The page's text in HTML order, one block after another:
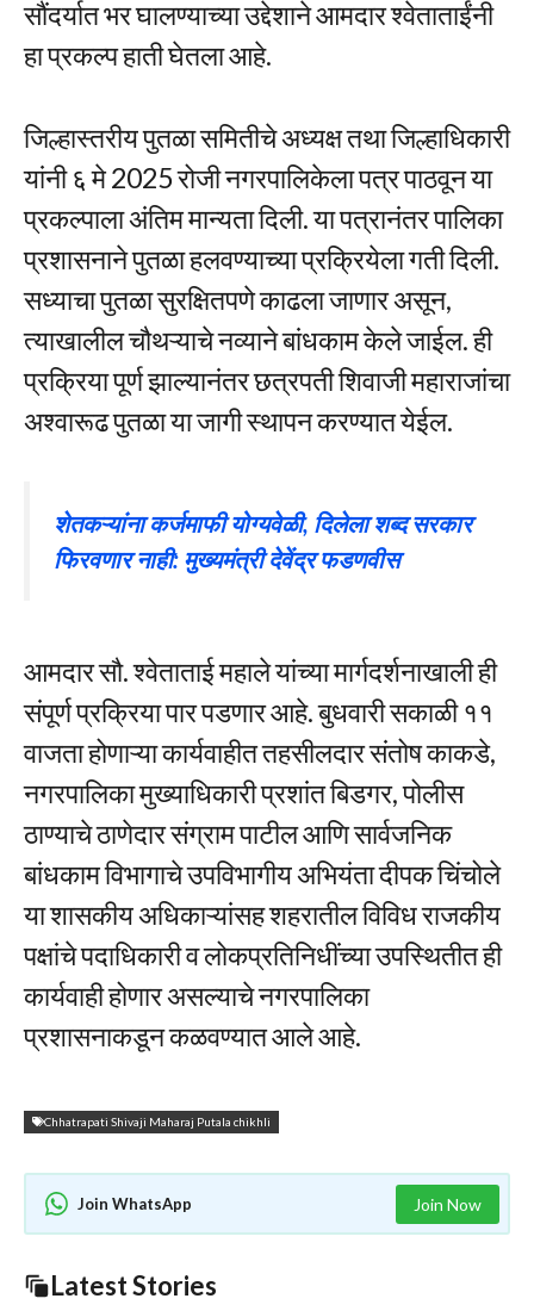
सौंदर्यात भर घालण्याच्या उद्देशाने आमदार श्वेताताईंनी
हा प्रकल्प हाती घेतला आहे.
जिल्हास्तरीय पुतळा समितीचे अध्यक्ष तथा जिल्हाधिकारी
यांनी ६ मे 2025 रोजी नगरपालिकेला पत्र पाठवून या
प्रकल्पाला अंतिम मान्यता दिली. या पत्रानंतर पालिका
प्रशासनाने पुतळा हलवण्याच्या प्रक्रियेला गती दिली.
सध्याचा पुतळा सुरक्षितपणे काढला जाणार असून,
त्याखालील चौथऱ्याचे नव्याने बांधकाम केले जाईल. ही
प्रक्रिया पूर्ण झाल्यानंतर छत्रपती शिवाजी महाराजांचा
अश्वारूढ पुतळा या जागी स्थापन करण्यात येईल.
शेतकऱ्यांना कर्जमाफी योग्यवेळी, दिलेला शब्द सरकार
फिरवणार नाही: मुख्यमंत्री देवेंद्र फडणवीस
आमदार सौ. श्वेताताई महाले यांच्या मार्गदर्शनाखाली ही
संपूर्ण प्रक्रिया पार पडणार आहे. बुधवारी सकाळी ११
वाजता होणाऱ्या कार्यवाहीत तहसीलदार संतोष काकडे,
नगरपालिका मुख्याधिकारी प्रशांत बिडगर, पोलीस
ठाण्याचे ठाणेदार संग्राम पाटील आणि सार्वजनिक
बांधकाम विभागाचे उपविभागीय अभियंता दीपक चिंचोले
या शासकीय अधिकाऱ्यांसह शहरातील विविध राजकीय
पक्षांचे पदाधिकारी व लोकप्रतिनिधींच्या उपस्थितीत ही
कार्यवाही होणार असल्याचे नगरपालिका
प्रशासनाकडून कळवण्यात आले आहे.
Chhatrapati Shivaji Maharaj Putala chikhli
Join WhatsApp Join Now
Latest Stories